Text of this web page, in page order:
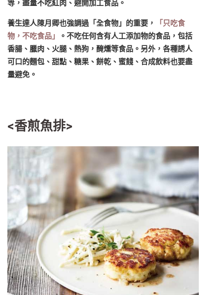
等，盡量不吃紅肉、避開加工食品。
養生達人陳月卿也強調過「全食物」的重要，
「只吃食
物，不吃食品」
。不吃任何含有人工添加物的食品，包括
香腸、臘肉、火腿、熱狗，醃燻等食品。另外，各種誘人
可口的麵包、甜點、糖果、餅乾、蜜餞、合成飲料也要盡
量避免。
<香煎魚排>